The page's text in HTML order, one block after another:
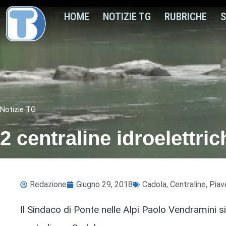
HOME NOTIZIE TG RUBRICHE
Notizie TG
2 centraline
Redazione Giugno 29, 2018 Cadola, Centraline,
Il Sindaco di Ponte nelle Alpi Paolo